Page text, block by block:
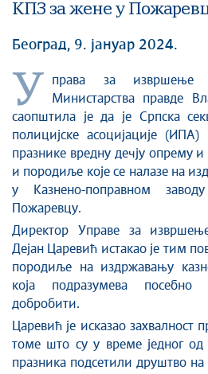
КПЗ за жене у
Београд, 9. јануар 2024.
У
права за извршење
Министарства правде
саопштила је да је Српска
полицијске асоцијације
празнике вредну дечју опрему
и породиље које се налазе на
у Казнено-поправном
Пожаревцу.
Директор Управе за
Дејан Царевић истакао је тим
породиље на издржавању
која подразумева
добробити.
Царевић је исказао
томе што су у време једног од
празника подсетили друштво на